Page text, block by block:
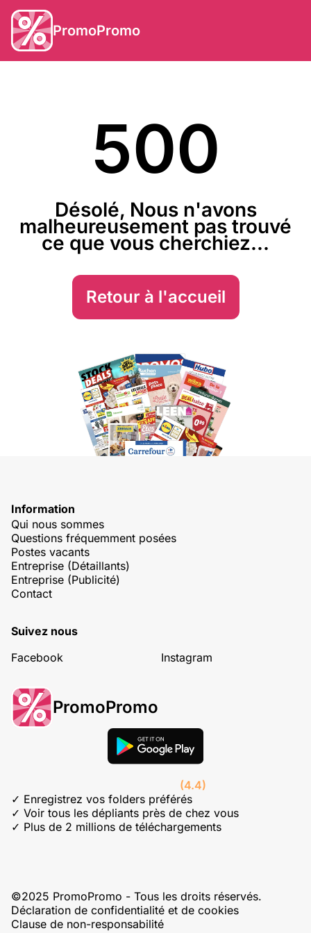
PromoPromo
500
Désolé, Nous n'avons
malheureusement pas trouvé
ce que vous cherchiez...
Retour à l'accueil
Information
Qui nous sommes
Questions fréquemment posées
Postes vacants
Entreprise (Détaillants)
Entreprise (Publicité)
Contact
Suivez nous
Facebook
Instagram
PromoPromo
(4.4)
✓ Enregistrez vos folders préférés
✓ Voir tous les dépliants près de chez vous
✓ Plus de 2 millions de téléchargements
©2025 PromoPromo - Tous les droits réservés.
Déclaration de confidentialité et de cookies
Clause de non-responsabilité